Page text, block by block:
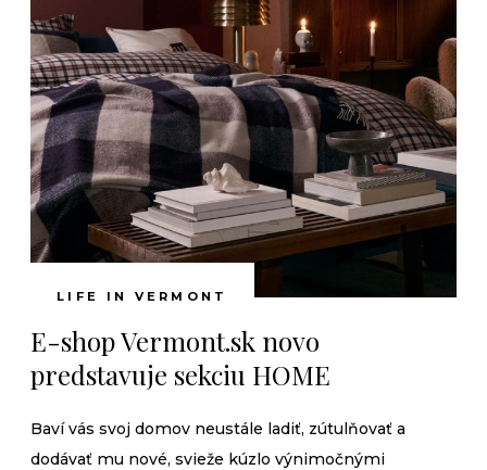
LIFE IN VERMONT
E-shop Vermont.sk novo
predstavuje sekciu HOME
Baví vás svoj domov neustále ladiť, zútulňovať a
dodávať mu nové, svieže kúzlo výnimočnými